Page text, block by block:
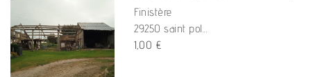
Finistère
29250 saint pol...
1,00 €